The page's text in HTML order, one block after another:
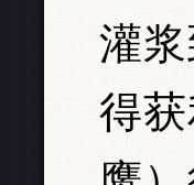
灌
得